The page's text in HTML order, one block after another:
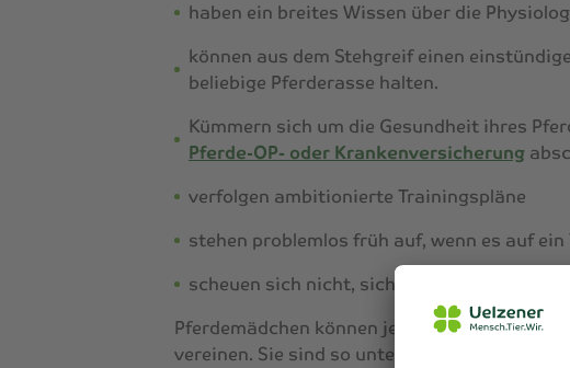
haben ein breites Wissen über die
können aus dem Stehgreif einen
beliebige Pferderasse halten.
Kümmern sich um die Gesundheit ihres
Pferde-OP- oder Krankenversicherung
verfolgen ambitionierte Trainingspläne
stehen problemlos früh auf, wenn es auf ein
scheuen sich nicht, sich die Hände dreckig
Pferdemädchen können jedes dieser und
vereinen. Sie sind so unterschiedlich wie